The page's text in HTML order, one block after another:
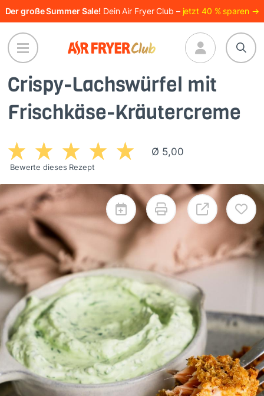
Direkt
zum
Inhalt
Der große Summer Sale! Dein Air Fryer Club – jetzt 40 % sparen →
Crispy-Lachswürfel mit
Frischkäse-Kräutercreme
Ø 5,00
Bewerte dieses Rezept